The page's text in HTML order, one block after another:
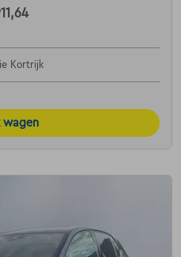
Kortrijk
wagen